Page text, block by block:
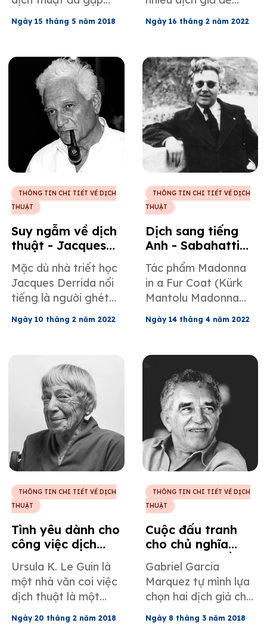
nhiều khó khăn trong
việc khẳng định vị
biệt là trong dịch
thuật Kinh Thánh, và
Julia Evelina Smith
xứng đáng được ca
ngợi về điều này với
công trình dịch thuật
Kinh Thánh của bà.
Ngày 15 tháng 5 năm 2018
đảm bảo ý nghĩa tác
phẩm của ông được
giả mục tiêu, và cuốn
tiểu thuyết mới nhất
của ông mang tên
Origin cũng không
phải là ngoại lệ.
Ngày 16 tháng 2 năm 2022
THÔNG TIN CHI TIẾT VỀ DỊCH
THUẬT
Suy ngẫm về dịch
thuật - Jacques
Derrida
Mặc dù nhà triết học
Jacques Derrida nổi
tiếng là người ghét
khái niệm dịch thuật,
ông cũng thừa nhận
nhưng đầy tính trí
tuệ này đặt ra và ca
ngợi những người đã
thành công trong
công việc này.
Ngày 10 tháng 2 năm 2022
THÔNG TIN CHI TIẾT VỀ DỊCH
THUẬT
Dịch sang tiếng
Anh - Sabahattin
Ali
Tác phẩm Madonna
in a Fur Coat (Kürk
Mantolu Madonna
trong tiếng Thổ Nhĩ
Kỳ) của Sabahattin
thường, đã thay đổi
vai trò giới tính và
điều chỉnh tình yêu
cũng như sự xa lánh
theo những chuẩn
mực riêng của nó.
Ngày 14 tháng 4 năm 2022
THÔNG TIN CHI TIẾT VỀ DỊCH
THUẬT
Tình yêu dành cho
công việc dịch
thuật - Ursula K.
Le Guin
Ursula K. Le Guin là
một nhà văn coi việc
dịch thuật là một
hoạt động sáng tạo
bên cạnh việc viết 21
Ngày 20 tháng 2 năm 2018
THÔNG TIN CHI TIẾT VỀ DỊCH
THUẬT
Cuộc đấu tranh
cho chủ nghĩa
hiện thực huyền
ảo: Dịch tác phẩm
của Gabriel
Garcia Marquez
Gabriel Garcia
Marquez tự mình lựa
chọn hai dịch giả cho
tác phẩm của mình,
Edith Grossman và
Ngày 8 tháng 3 năm 2018